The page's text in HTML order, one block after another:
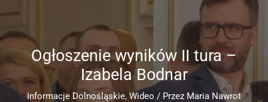
Ogłoszenie wyników II tura –
Izabela Bodnar
Informacje Dolnośląskie, Wideo / Przez Maria Nawrot